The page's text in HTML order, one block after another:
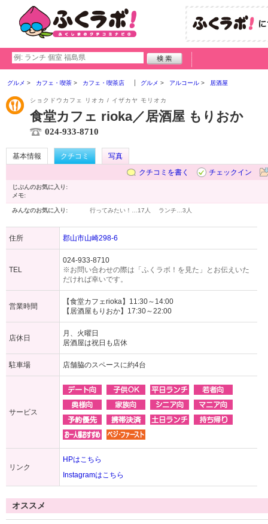
グルメ カフェ・喫茶 カフェ・喫茶店 グルメ アルコール 居酒屋
ショクドウカフェ リオカ / イザカヤ モリオカ
食堂カフェ rioka／居酒屋 もりおか
024-933-8710
基本情報 クチコミ
写真
クチコミを書く
チェックイン
じぶんのお気に入り:
メモ:
みんなのお気に入り: 行ってみたい！… 17人 ランチ… 3人
住所 郡山市山崎298-6
TEL
024-933-8710
※お問い合わせの際は「ふくラボ！を見た」とお伝えいた
だければ幸いです。
営業時間
【食堂カフェrioka】11:30～14:00
【居酒屋もりおか】17:30～22:00
店休日
月、火曜日
居酒屋は祝日も店休
駐車場 店舗脇のスペースに約4台
サービス
リンク
HPはこちら
Instagramはこちら
オススメ